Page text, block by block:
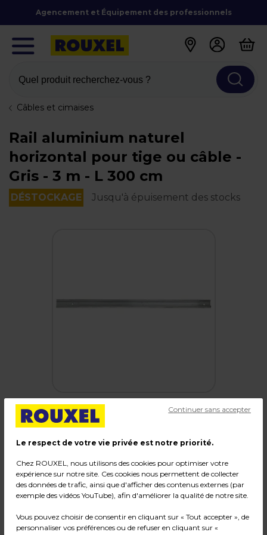
Agencement et Équipement des professionnels
Quel produit recherchez-vous ?
Câbles et cimaises
Rail aluminium naturel
horizontal pour tige ou câble -
Gris - 3 m - L 300 cm
DÉSTOCKAGE Jusqu'à épuisement des stocks
Rail aluminium naturel horizontal pour tige ou
câble - Gris - 3 m
Code :218784
Matière : Aluminium
Dimensions : L 300 cm
Le respect de votre vie privée est notre priorité.
Chez ROUXEL, nous utilisons des cookies pour optimiser votre
expérience sur notre site. Ces cookies nous permettent de collecter
des données de trafic, ainsi que d'afficher des contenus externes (par
exemple des vidéos YouTube), afin d'améliorer la qualité de notre site.
Vous pouvez choisir de consentir en cliquant sur « Tout accepter », de
personnaliser vos préférences ou de refuser en cliquant sur «
Continuer sans accepter